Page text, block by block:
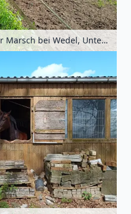
Pferdekoppel an der Wedeler Marsch bei Wedel, Unterelbe, Schleswig-Holstein